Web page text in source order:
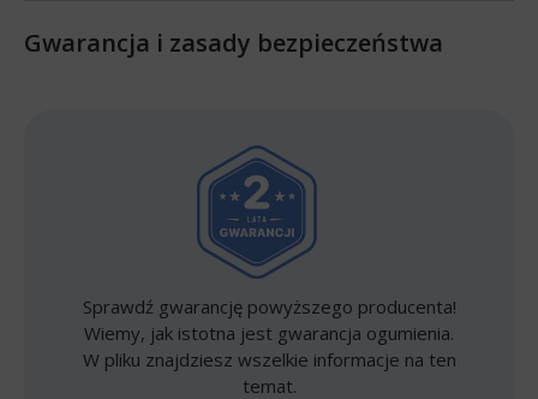
Gwarancja i zasady bezpieczeństwa
Sprawdź gwarancję powyższego producenta!
Wiemy, jak istotna jest gwarancja ogumienia.
W pliku znajdziesz wszelkie informacje na ten
temat.